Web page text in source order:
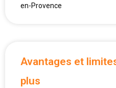
en-Provence
Avantages et
plus